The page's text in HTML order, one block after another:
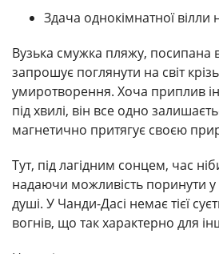
Здача однокімнатної вілли
Вузька смужка пляжу, посипана
запрошує поглянути на світ
умиротворення. Хоча приплив
під хвилі, він все одно
магнетично притягує своєю
Тут, під лагідним сонцем, час
надаючи можливість поринути у
душі. У Чанди-Дасі немає тієї
вогнів, що так характерно для